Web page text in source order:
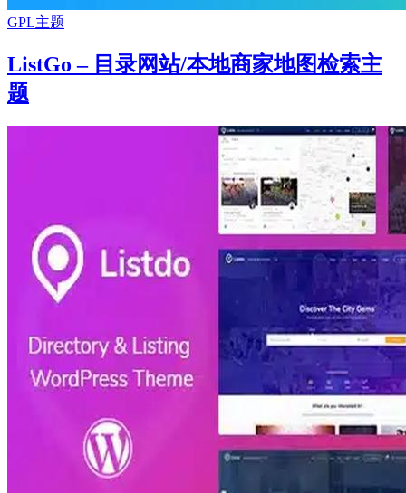
GPL主题
ListGo – 目录网站/本地商家地图检索主
题